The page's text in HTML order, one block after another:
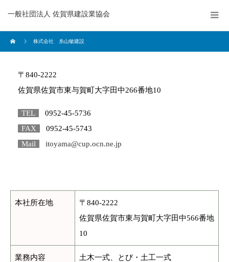
一般社団法人 佐賀県建設業協会
株式会社 糸山敏建設
〒840-2222
佐賀県佐賀市東与賀町大字田中266番地10
TEL
0952-45-5736
FAX
0952-45-5743
Mail
itoyama@cup.ocn.ne.jp
本社所在地
〒840-2222
佐賀県佐賀市東与賀町大字田中566番地
10
業務内容 土木一式、とび・土工一式